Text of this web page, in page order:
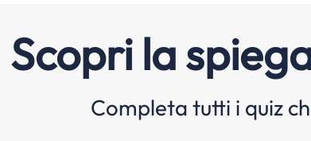
Scopri la
Completa tutti i quiz